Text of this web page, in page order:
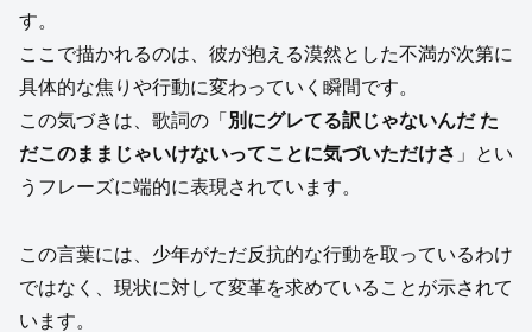
す。
ここで描かれるのは、彼が抱える漠然とした不満が次第に
具体的な焦りや行動に変わっていく瞬間です。
この気づきは、歌詞の「 別にグレてる訳じゃないんだ た
だこのままじゃいけないってことに気づいただけさ 」とい
うフレーズに端的に表現されています。
この言葉には、少年がただ反抗的な行動を取っているわけ
ではなく、現状に対して変革を求めていることが示されて
います。